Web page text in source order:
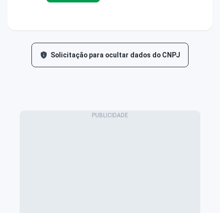
Solicitação para ocultar dados do CNPJ